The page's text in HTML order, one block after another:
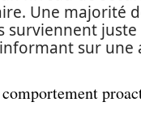
Une majorité
surviennent juste
sur une